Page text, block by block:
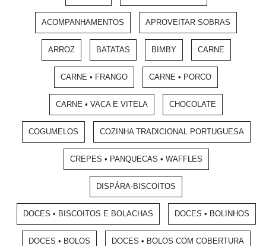
ACOMPANHAMENTOS APROVEITAR SOBRAS
ARROZ BATATAS BIMBY CARNE
CARNE • FRANGO CARNE • PORCO
CARNE • VACA E VITELA CHOCOLATE
COGUMELOS COZINHA TRADICIONAL PORTUGUESA
CREPES • PANQUECAS • WAFFLES
DISPÁRA-BISCOITOS
DOCES • BISCOITOS E BOLACHAS DOCES • BOLINHOS
DOCES • BOLOS DOCES • BOLOS COM COBERTURA